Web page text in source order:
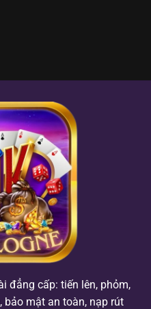
đẳng cấp: tiến lên, phỏm,
bảo mật an toàn, nạp rút